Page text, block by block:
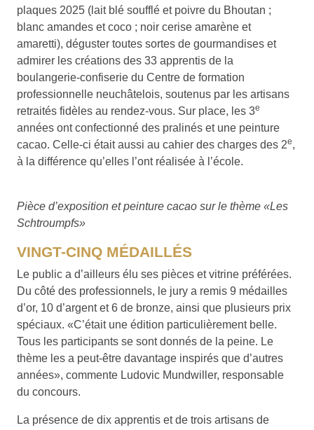
plaques 2025 (lait blé soufflé et poivre du Bhoutan ;
blanc amandes et coco ; noir cerise amarène et
amaretti), déguster toutes sortes de gourmandises et
admirer les créations des 33 apprentis de la
boulangerie-confiserie du Centre de formation
professionnelle neuchâtelois, soutenus par les artisans
retraités fidèles au rendez-vous. Sur place, les 3e
années ont confectionné des pralinés et une peinture
cacao. Celle-ci était aussi au cahier des charges des 2e,
à la différence qu’elles l’ont réalisée à l’école.
Pièce d’exposition et peinture cacao sur le thème «Les
Schtroumpfs»
VINGT-CINQ MÉDAILLÉS
Le public a d’ailleurs élu ses pièces et vitrine préférées.
Du côté des professionnels, le jury a remis 9 médailles
d’or, 10 d’argent et 6 de bronze, ainsi que plusieurs prix
spéciaux. «C’était une édition particulièrement belle.
Tous les participants se sont donnés de la peine. Le
thème les a peut-être davantage inspirés que d’autres
années», commente Ludovic Mundwiller, responsable
du concours.
La présence de dix apprentis et de trois artisans de